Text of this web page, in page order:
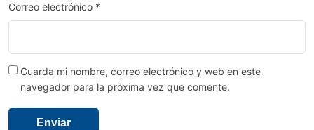
Correo electrónico *
Guarda mi nombre, correo electrónico y web en este
navegador para la próxima vez que comente.